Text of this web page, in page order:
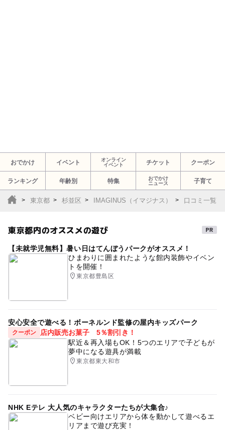
おでかけ イベント
オンライン
イベント
チケット クーポン
ランキング 年齢別 特集
おでかけ
ニュース
子育て
東京都 杉並区 IMAGINUS（イマジナス） 口コミ一覧
東京都内のオススメの遊び
【未就学児無料】暑い日はてんぼうパークがオススメ！
ひまわりに囲まれたような館内装飾やイベン
トを開催！
東京都豊島区
安心安全で遊べる！ボーネルンド監修の屋内キッズパーク
クーポン
店内販売お菓子 5％割引き！
駅近＆再入場もOK！5つのエリアで子どもが
夢中になる遊具が満載
東京都東大和市
NHK Eテレ 大人気のキャラクターたちが大集合♪
ベビー向けエリアから体を動かして遊べるエ
リアまで遊び充実！